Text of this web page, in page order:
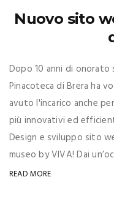
Nuovo sito
Dopo 10 anni di onorato
Pinacoteca di Brera ha
avuto l'incarico anche
più innovativi ed
Design e sviluppo sito
museo by VIVA! Dai
READ MORE